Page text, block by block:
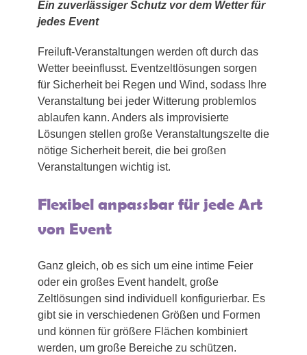
Ein zuverlässiger Schutz vor dem Wetter für
jedes Event
Freiluft-Veranstaltungen werden oft durch das
Wetter beeinflusst. Eventzeltlösungen sorgen
für Sicherheit bei Regen und Wind, sodass Ihre
Veranstaltung bei jeder Witterung problemlos
ablaufen kann. Anders als improvisierte
Lösungen stellen große Veranstaltungszelte die
nötige Sicherheit bereit, die bei großen
Veranstaltungen wichtig ist.
Flexibel anpassbar für jede Art
von Event
Ganz gleich, ob es sich um eine intime Feier
oder ein großes Event handelt, große
Zeltlösungen sind individuell konfigurierbar. Es
gibt sie in verschiedenen Größen und Formen
und können für größere Flächen kombiniert
werden, um große Bereiche zu schützen.